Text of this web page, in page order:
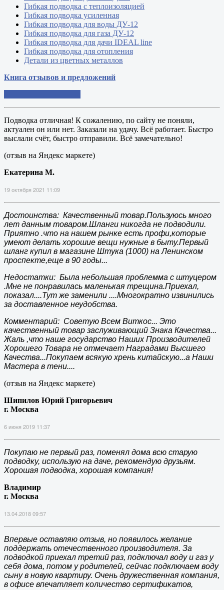
Гибкая подводка с теплоизоляцией
Гибкая подводка усиленная
Гибкая подводка для воды ДУ-12
Гибкая подводка для газа ДУ-12
Гибкая подводка для дачи IDEAL line
Гибкая подводка для отопления
Детали из цветных металлов
Книга отзывов и предложений
Подводка отличная! К сожалению, по сайту не поняли,
актуален он или нет. Заказали на удачу. Всё работает. Быстро
выслали счёт, быстро отправили. Всё замечательно!
(отзыв на Яндекс маркете)
Екатерина М.
19 октября 2021 11:09
Достоинства: Качественный товар.Пользуюсь много
лет данным товаром.Шланги никогда не подводили.
Приятно .что на нашем рынке есть профи,которые
умеют делать хорошие вещи нужные в быту.Первый
шланг купил в магазине Штука (1000) на Ленинском
проспекте,еще в 90 годы...
Недостатки: Была небольшая проблемма с штуцером
.Мне не понравилась маленькая трещина.Приехал,
показал....Тут же заменили ....Многократно извинились
за доставленное неудобства.
Комментарий: Советую Всем Виткос... Это
качественный товар заслуживающий Знака Качества...
Жаль ,что наше государство Наших Производителей
Хорошего Товара не отмечает Наградами Высшего
Качества...Покупаем всякую хрень китайскую...а Наши
Мастера в тени....
(отзыв на Яндекс маркете)
Шипилов Юрий Григорьевич
г. Москва
6 июня 2019 11:37
Покупаю не первый раз, поменял дома всю старую
подводку, использую на даче, рекомендую друзьям.
Хорошая подводка, хорошая компания!
Владимир
г. Москва
13.04.2018 09:57
Впервые оставляю отзыв, но появилось желание
поддержать отечественного производителя. За
подводкой приехал третий раз, подключал воду и газ у
себя дома, потом у родителей, сейчас подключаем воду
сыну в новую квартиру. Очень дружественная компания,
в офисе впечатляет количество сертификатов,